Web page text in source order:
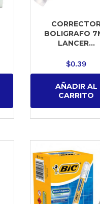
BOLIGRAFO
LANCER...
$0.39
AÑADIR AL
CARRITO